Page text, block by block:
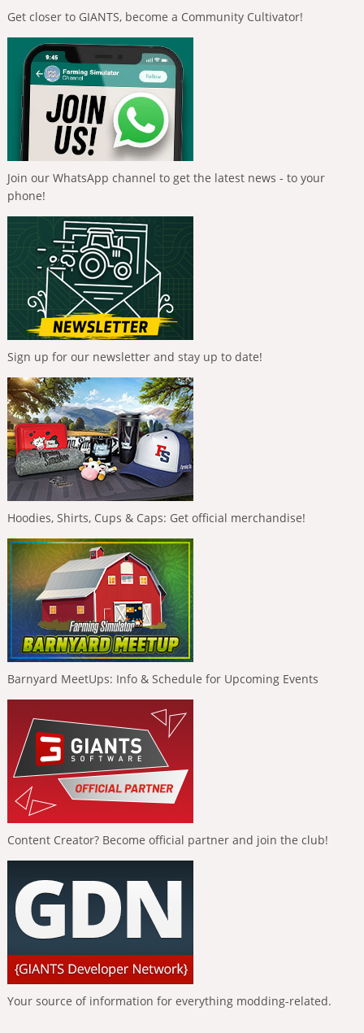
Get closer to GIANTS, become a Community Cultivator!
Join our WhatsApp channel to get the latest news - to your
phone!
Sign up for our newsletter and stay up to date!
Hoodies, Shirts, Cups & Caps: Get official merchandise!
Barnyard MeetUps: Info & Schedule for Upcoming Events
Content Creator? Become official partner and join the club!
Your source of information for everything modding-related.